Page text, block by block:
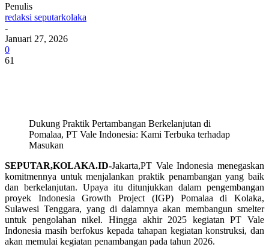
Penulis
redaksi seputarkolaka
-
Januari 27, 2026
0
61
Dukung Praktik Pertambangan Berkelanjutan di
Pomalaa, PT Vale Indonesia: Kami Terbuka terhadap
Masukan
SEPUTAR,KOLAKA.ID-Jakarta,PT Vale Indonesia menegaskan
komitmennya untuk menjalankan praktik penambangan yang baik
dan berkelanjutan. Upaya itu ditunjukkan dalam pengembangan
proyek Indonesia Growth Project (IGP) Pomalaa di Kolaka,
Sulawesi Tenggara, yang di dalamnya akan membangun smelter
untuk pengolahan nikel. Hingga akhir 2025 kegiatan PT Vale
Indonesia masih berfokus kepada tahapan kegiatan konstruksi, dan
akan memulai kegiatan penambangan pada tahun 2026.